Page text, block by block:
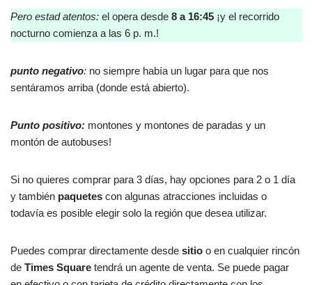
Pero estad atentos: el opera desde 8 a 16:45 ¡y el recorrido
nocturno comienza a las 6 p. m.!
punto negativo: no siempre había un lugar para que nos
sentáramos arriba (donde está abierto).
Punto positivo: montones y montones de paradas y un
montón de autobuses!
Si no quieres comprar para 3 días, hay opciones para 2 o 1 día
y también paquetes con algunas atracciones incluidas o
todavía es posible elegir solo la región que desea utilizar.
Puedes comprar directamente desde sitio o en cualquier rincón
de Times Square tendrá un agente de venta. Se puede pagar